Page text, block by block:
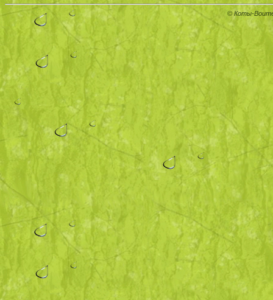
© Коты-